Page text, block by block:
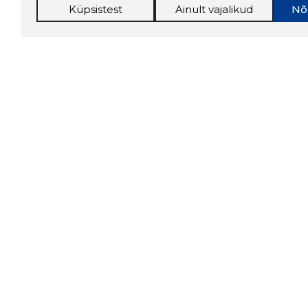
Küpsistest Ainult vajalikud